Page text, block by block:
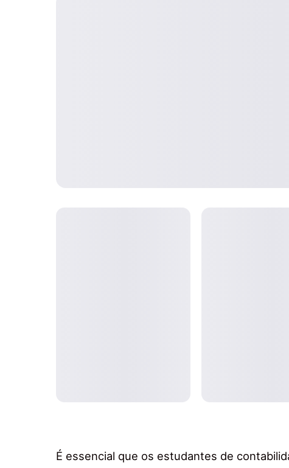
É essencial que os estudantes de